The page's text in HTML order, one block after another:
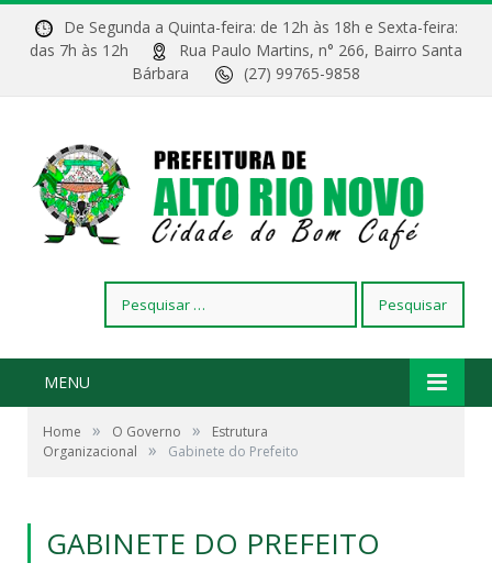
De Segunda a Quinta-feira: de 12h às 18h e Sexta-feira:
das 7h às 12h
Rua Paulo Martins, n° 266, Bairro Santa
Bárbara
(27) 99765-9858
por:
MENU
Home » O Governo »
Estrutura
Organizacional
» Gabinete do Prefeito
GABINETE DO PREFEITO